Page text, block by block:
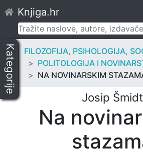
to
content
Knjiga.hr
Pretraži:
Kategorije
FILOZOFIJA, PSIHOLOGIJA,
POLITOLOGIJA I
NA NOVINARSKIM
Josip Šmidt
Na